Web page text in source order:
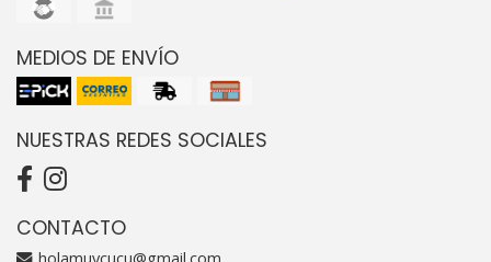
MEDIOS DE ENVÍO
NUESTRAS REDES SOCIALES
CONTACTO